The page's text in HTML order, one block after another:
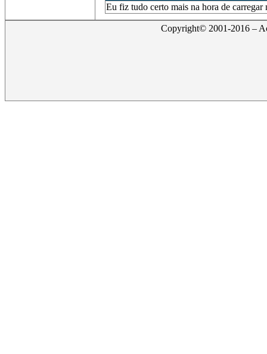
Eu fiz tudo certo mais na hora de carregar
Copyright© 2001-2016 –